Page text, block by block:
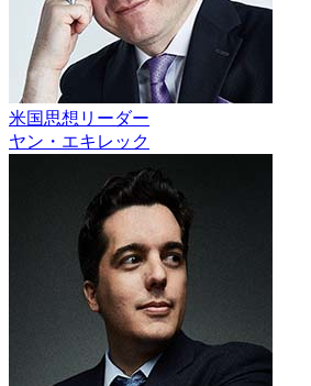
米国思想リーダー
ヤン・エキレック